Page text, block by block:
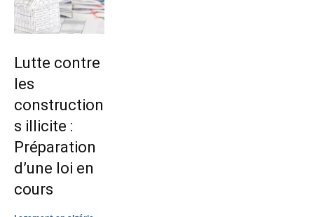
Lutte contre
les
construction
s illicite :
Préparation
d’une loi en
cours